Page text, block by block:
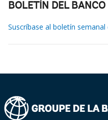
BOLETÍN DEL
Suscríbase al boletín